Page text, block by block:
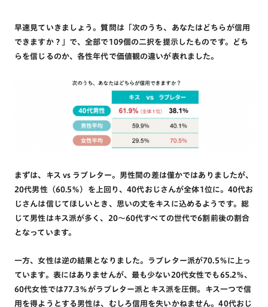
早速⾒ていきましょう。質問は「次のうち、あなたはどちらが信用
できますか？」で、全部で109個の二択を提示したものです。どち
らを信じるのか、各性年代で価値観の違いが表れました。
まずは、キス vs ラブレター。男性間の差は僅かではありましたが、
20代男性（60.5％）を上回り、40代おじさんが全体1位に。40代お
じさんは信じてほしいとき、思いの丈をキスに込めるようです。総
じて男性はキス派が多く、20～60代すべての世代で6割前後の割合
となっています。
一方、女性は逆の結果となりました。ラブレター派が70.5％に上っ
ています。表にはありませんが、最も少ない20代女性でも65.2％、
60代女性では77.3％がラブレター派とキス派を圧倒。キス一つで信
用を得ようとする男性は、むしろ信用を失いかねません。40代おじ